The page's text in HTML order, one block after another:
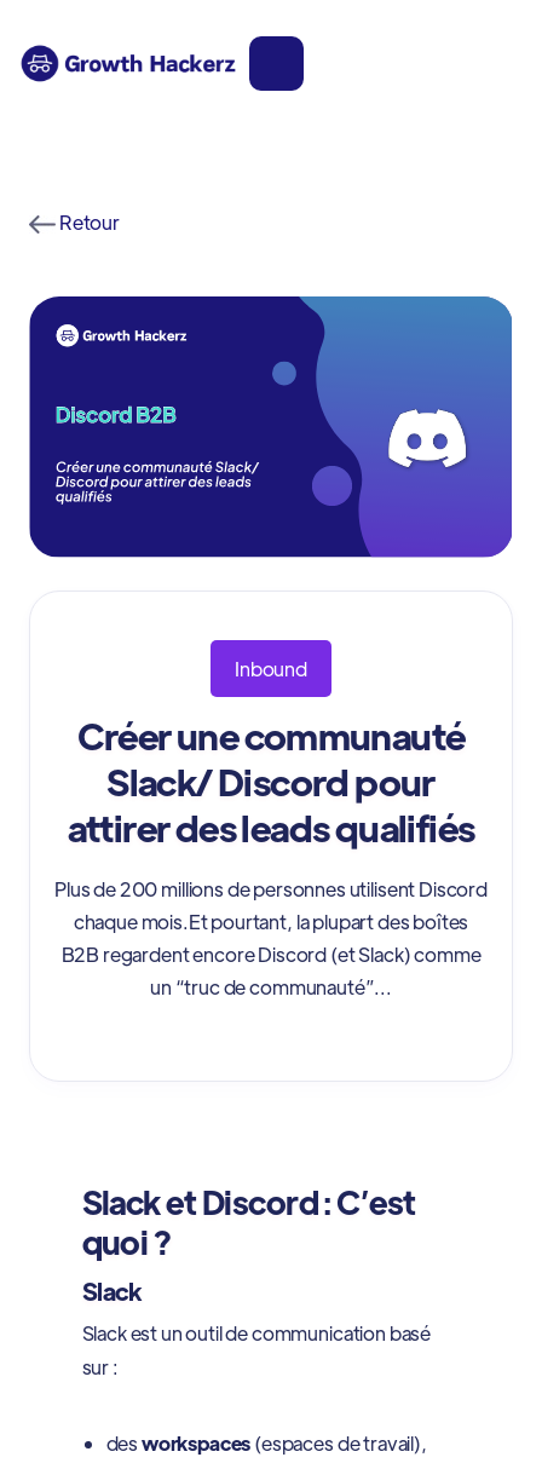
Retour
Inbound
Créer une communauté
Slack/ Discord pour
attirer des leads qualifiés
Plus de 200 millions de personnes utilisent Discord
chaque mois.Et pourtant, la plupart des boîtes
B2B regardent encore Discord (et Slack) comme
un “truc de communauté”...
Slack et Discord : C’est
quoi ?
Slack
Slack est un outil de communication basé
sur :
desworkspaces(espaces de travail),